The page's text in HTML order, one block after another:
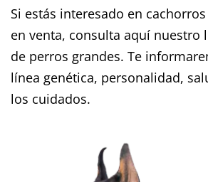
Si estás interesado en
en venta, consulta aquí nuestro
de perros grandes. Te
línea genética, personalidad,
los cuidados.